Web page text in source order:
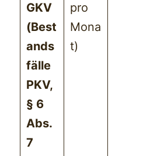
GKV
(Best
ands
fälle
PKV,
§ 6
Abs.
7
pro
Mona
t)